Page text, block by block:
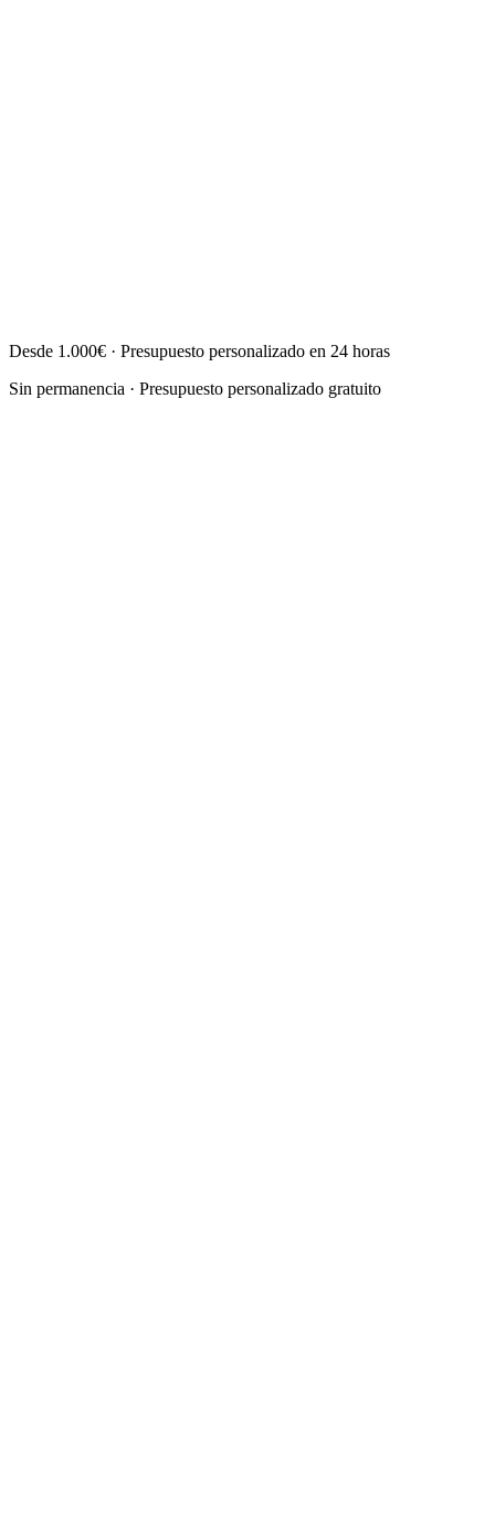
Desde 1.000€ · Presupuesto personalizado en 24 horas
Sin permanencia · Presupuesto personalizado gratuito